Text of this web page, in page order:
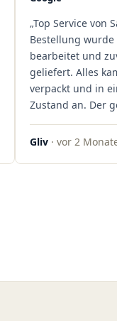
„Top Service von
Bestellung wurde
bearbeitet und
geliefert. Alles
verpackt und in
Zustand an. Der
war
professionell.
Gliv · vor 2